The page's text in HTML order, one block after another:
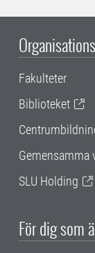
Fakulteter
Biblioteket
Gemensamma
SLU Holding
För dig som